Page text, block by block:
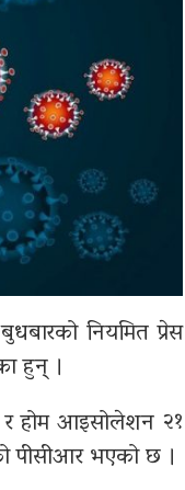
नियमित प्रेस
हुन् ।
र होम आइसोलेशन २१
पीसीआर भएको छ ।